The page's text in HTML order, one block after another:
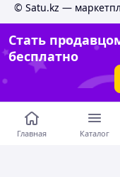
© Satu.kz —
Стать
бесплатно
Главная Каталог